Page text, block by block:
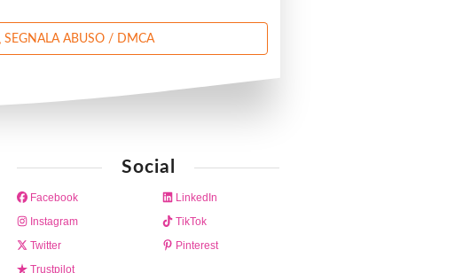
SEGNALA ABUSO / DMCA
Social
Facebook
Instagram
Twitter
Trustpilot
LinkedIn
TikTok
Pinterest